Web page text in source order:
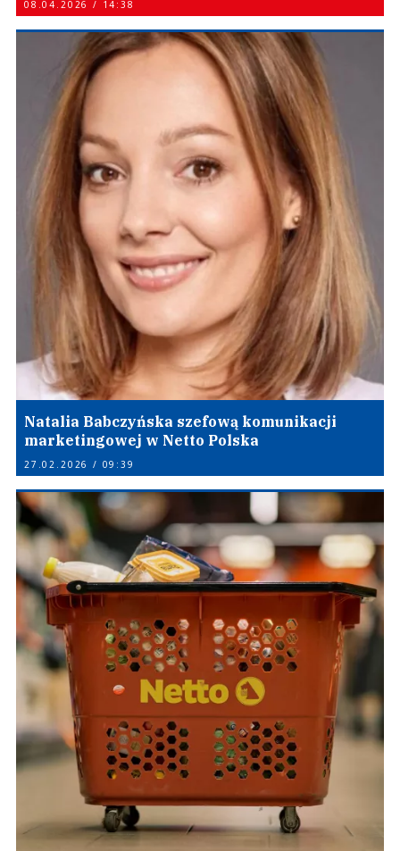
08.04.2026 / 14:38
Natalia Babczyńska szefową komunikacji
marketingowej w Netto Polska
27.02.2026 / 09:39